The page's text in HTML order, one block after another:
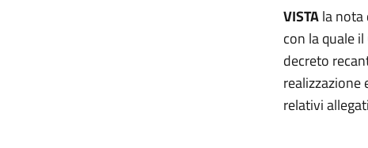
VISTAla nota
con la quale
decreto
relativi